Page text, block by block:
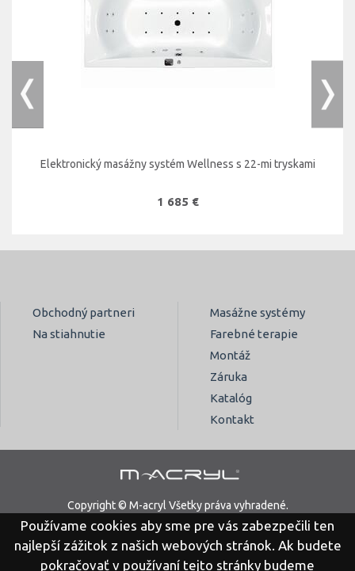
Používame cookies aby sme pre vás zabezpečili ten
najlepší zážitok z našich webových stránok. Ak budete
pokračovať v používaní tejto stránky budeme
Elektronický masážny systém Wellness s 22-mi tryskami
1 685 €
Obchodný partneri
Na stiahnutie
Masážne systémy
Farebné terapie
Montáž
Záruka
Katalóg
Kontakt
Copyright © M-acryl Všetky práva vyhradené.
Právne vyhlásenie Ochrana osobných údajov